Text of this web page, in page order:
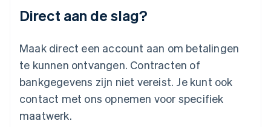
Direct aan de slag?
Maak direct een account aan om betalingen
te kunnen ontvangen. Contracten of
bankgegevens zijn niet vereist. Je kunt ook
contact met ons opnemen voor specifiek
maatwerk.
Mexico
Español English
NederlandsEnglish
Nieuw-Zeeland
English
Noorwegen
English
DeutschEnglish